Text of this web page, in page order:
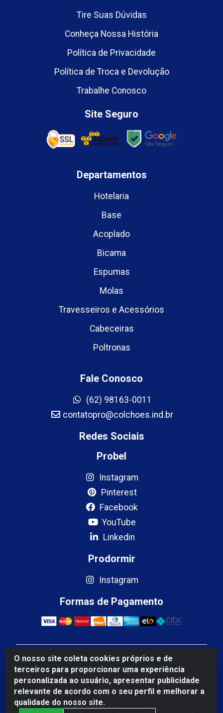
O nosso site coleta cookies próprios e de
terceiros para proporcionar uma experiência
personalizada ao usuário, apresentar publicidade
relevante de acordo com o seu perfil e melhorar a
qualidade do nosso site.
Tire Suas Dúvidas
Conheça Nossa História
Política de Privacidade
Política de Troca e Devolução
Trabalhe Conosco
Site Seguro
Departamentos
Hotelaria
Base
Acoplado
Bicama
Espumas
Molas
Travesseiros e Acessórios
Cabeceiras
Poltronas
Fale Conosco
(62) 98163-0011
contatopro@colchoes.ind.br
Redes Sociais
Probel
Instagram
Pinterest
Facebook
YouTube
Linkedin
Prodormir
Instagram
Formas de Pagamento
Mercosul Espumas Industriais LTDA - Rua 13, SN,
Quadra009 Lote 0007 - Polo Empresarial Goias - Etapa
IV - Aparecida de Goiânia/GO - CEP 74.985-113 - CNPJ
10.755.005/0001-88